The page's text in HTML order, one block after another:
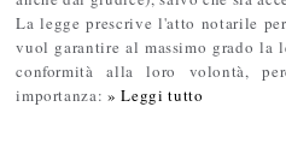
La legge prescrive l'atto notarile
vuol garantire al massimo grado
conformità alla loro volontà,
importanza:» Leggi tutto